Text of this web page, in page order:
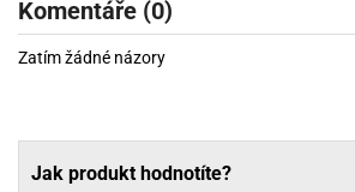
Komentáře (0)
Zatím žádné názory
Jak produkt hodnotíte?